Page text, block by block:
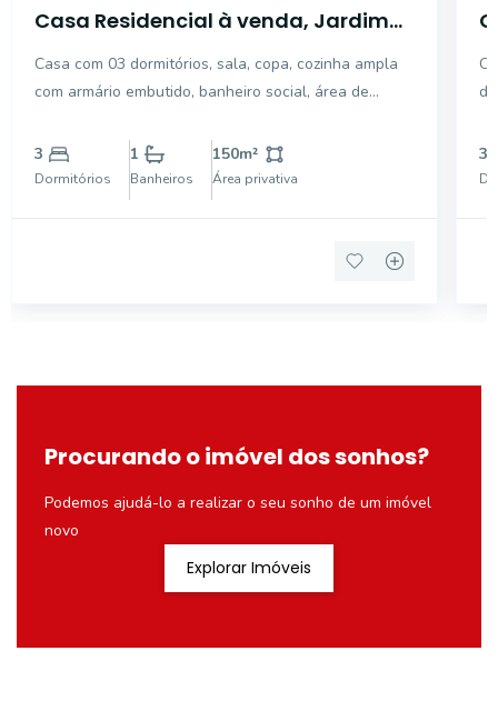
Casa Residencial à venda, Jardim
Casa com 03 dormitórios, sala, copa, cozinha ampla
com armário embutido, banheiro social, área de
churrasqueira e fogão a lenha, quarto p/ despejo e
banheiro, garagem coberta.
3
Dormitórios
1
Banheiros
150m²
Área privativa
3
Procurando o imóvel dos sonhos?
Podemos ajudá-lo a realizar o seu sonho de um imóvel
novo
Explorar Imóveis